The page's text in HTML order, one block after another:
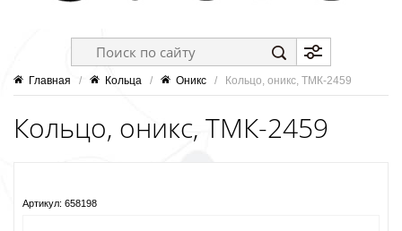
Главная / Кольца / Оникс /   Кольцо, оникс, ТМК-2459
Кольцо, оникс, ТМК-2459
Артикул: 658198